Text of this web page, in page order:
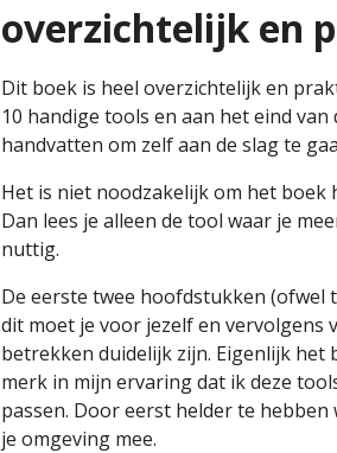
overzichtelijk en
Dit boek is heel overzichtelijk en
10 handige tools en aan het eind
handvatten om zelf aan de slag te
Het is niet noodzakelijk om het boek
Dan lees je alleen de tool waar je
nuttig.
De eerste twee hoofdstukken (ofwel
dit moet je voor jezelf en vervolgens
betrekken duidelijk zijn. Eigenlijk
merk in mijn ervaring dat ik deze
passen. Door eerst helder te
je omgeving mee.